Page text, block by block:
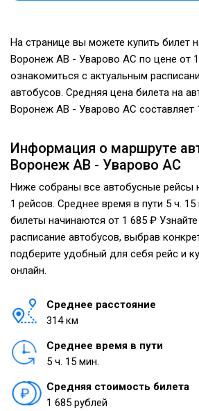
На странице вы можете купить билет
Воронеж АВ - Уварово АС по цене от
ознакомиться с актуальным
автобусов. Средняя цена билета на
Воронеж АВ - Уварово АС составляет
Информация о маршруте
Воронеж АВ - Уварово АС
Ниже собраны все автобусные рейсы
1 рейсов. Среднее время в пути 5 ч.
билеты начинаются от 1 685 ₽
расписание автобусов, выбрав
подберите удобный для себя рейс и
онлайн.
Среднее расстояние
314 км
Среднее время в пути
5 ч. 15 мин.
Средняя стоимость билета
1 685 рублей